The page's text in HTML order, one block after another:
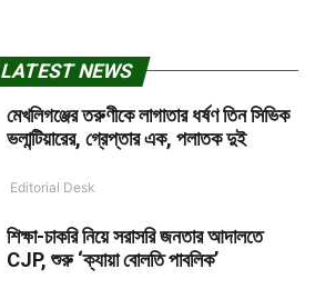
LATEST NEWS
মেখলিগঞ্জের তরুণীকে লাগাতার ধর্ষণ তিন সিভিক
ভলান্টিয়ারের, গ্রেপ্তার এক, পলাতক দুই
Editorial Desk
শিক্ষা-চাকরি নিয়ে সরাসরি জনতার আদালতে
CJP, শুরু ‘ক্যায়া বোলতি পাবলিক’